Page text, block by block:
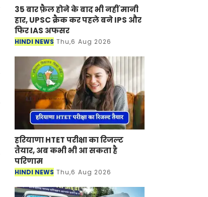
35 बार फ़ैल होने के बाद भी नहीं मानी
हार, UPSC क्रैक कर पहले बने IPS और
फिर IAS अफसर
HINDI NEWS Thu,6 Aug 2026
हरियाणा HTET परीक्षा का रिजल्ट
तैयार, अब कभी भी आ सकता है
परिणाम
HINDI NEWS Thu,6 Aug 2026